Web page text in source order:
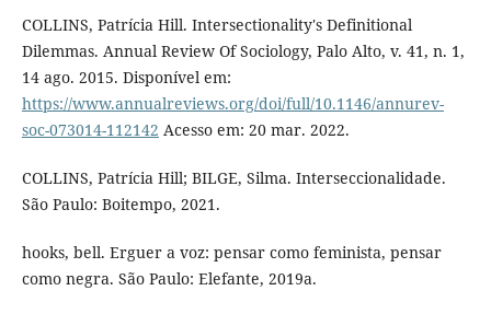
COLLINS, Patrícia Hill. Intersectionality's Definitional
Dilemmas. Annual Review Of Sociology, Palo Alto, v. 41, n. 1,
14 ago. 2015. Disponível em:
https://www.annualreviews.org/doi/full/10.1146/annurev-
soc-073014-112142 Acesso em: 20 mar. 2022.
COLLINS, Patrícia Hill; BILGE, Silma. Interseccionalidade.
São Paulo: Boitempo, 2021.
hooks, bell. Erguer a voz: pensar como feminista, pensar
como negra. São Paulo: Elefante, 2019a.